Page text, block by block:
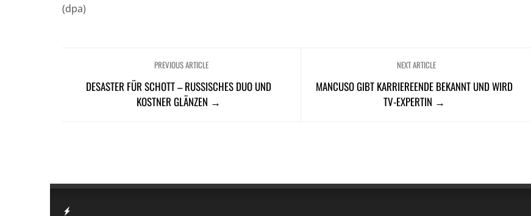
(dpa)
PREVIOUS ARTICLE
DESASTER FÜR SCHOTT – RUSSISCHES DUO UND
KOSTNER GLÄNZEN →
NEXT ARTICLE
MANCUSO GIBT KARRIEREENDE BEKANNT UND WIRD
TV-EXPERTIN →